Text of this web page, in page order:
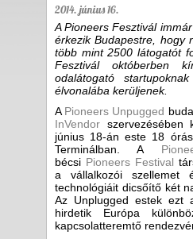
2014. június 16.
A Pioneers Fesztivál
érkezik Budapestre, hogy
több mint 2500 látogatót
Fesztivál októberben
odalátogató
élvonalába kerüljenek.
A Pioneers Unpugged
InVendor szervezésében
június 18-án este 18
Terminálban. A
bécsi Pioneers Festival
a vállalkozói szellemet
technológiáit dicsőítő két
Az Unplugged estek ezt
hirdetik Európa
kapcsolatteremtő